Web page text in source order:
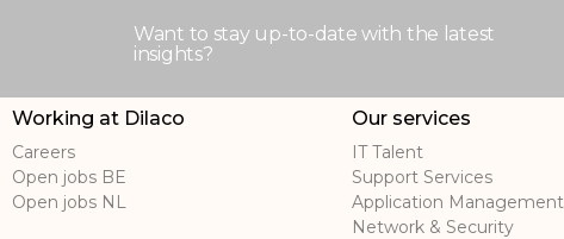
Want to stay up-to-date with the latest
insights?
Working at Dilaco
Careers
Open jobs BE
Open jobs NL
Our services
IT Talent
Support Services
Application Management
Network & Security